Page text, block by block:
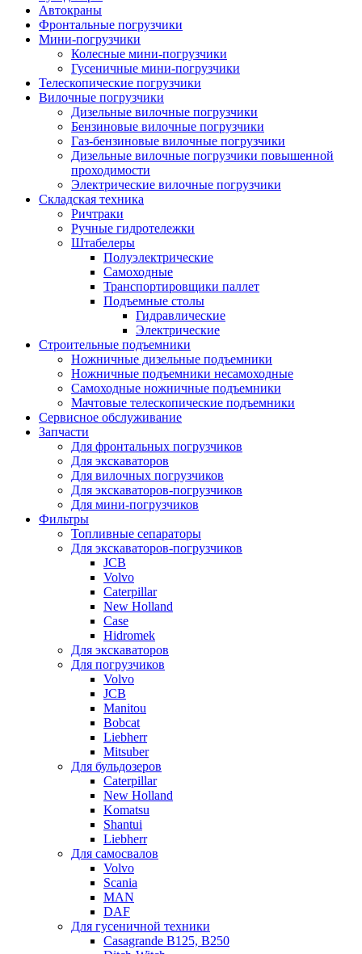
Автокраны
Фронтальные погрузчики
Мини-погрузчики
Колесные мини-погрузчики
Гусеничные мини-погрузчики
Телескопические погрузчики
Вилочные погрузчики
Дизельные вилочные погрузчики
Бензиновые вилочные погрузчики
Газ-бензиновые вилочные погрузчики
Дизельные вилочные погрузчики повышенной
проходимости
Электрические вилочные погрузчики
Складская техника
Ричтраки
Ручные гидротележки
Штабелеры
Полуэлектрические
Самоходные
Транспортировщики паллет
Подъемные столы
Гидравлические
Электрические
Строительные подъемники
Ножничные дизельные подъемники
Ножничные подъемники несамоходные
Самоходные ножничные подъемники
Мачтовые телескопические подъемники
Сервисное обслуживание
Запчасти
Для фронтальных погрузчиков
Для экскаваторов
Для вилочных погрузчиков
Для экскаваторов-погрузчиков
Для мини-погрузчиков
Фильтры
Топливные сепараторы
Для экскаваторов-погрузчиков
JCB
Volvo
Caterpillar
New Holland
Case
Hidromek
Для экскаваторов
Для погрузчиков
Volvo
JCB
Manitou
Bobcat
Liebherr
Mitsuber
Для бульдозеров
Caterpillar
New Holland
Komatsu
Shantui
Liebherr
Для самосвалов
Volvo
Scania
MAN
DAF
Для гусеничной техники
Casagrande B125, B250